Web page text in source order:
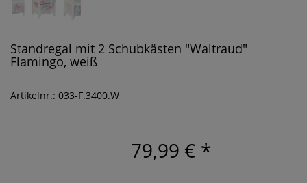
Standregal mit 2 Schubkästen "Waltraud"
Flamingo, weiß
Artikelnr.: 033-F.3400.W
79,99 € *